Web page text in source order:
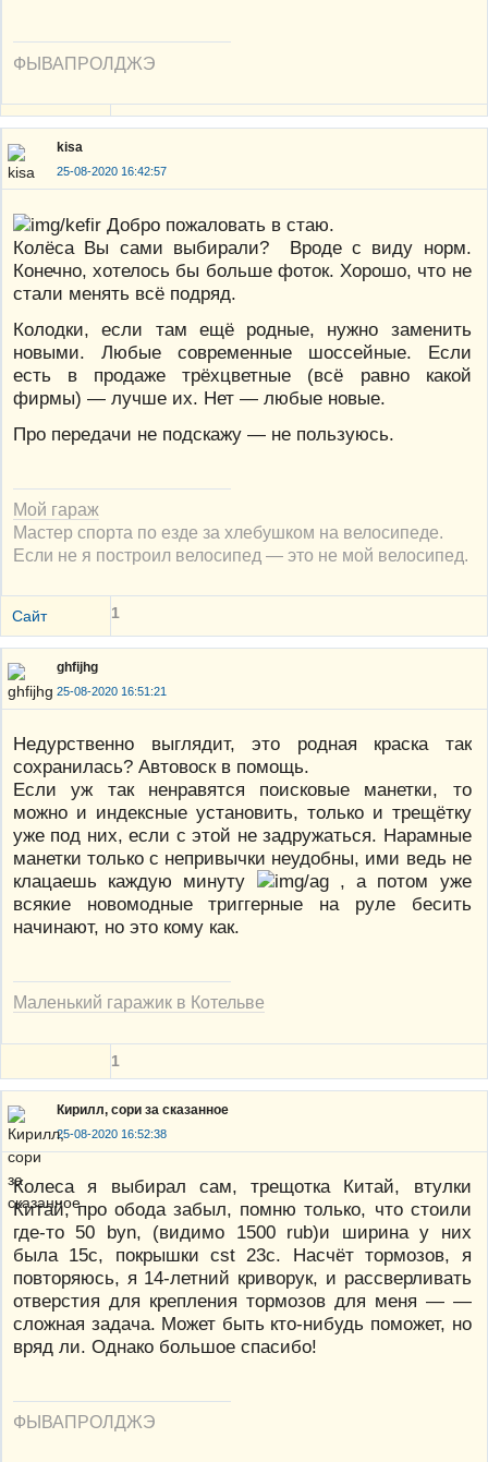
ФЫВАПРОЛДЖЭ
kisa
25-08-2020 16:42:57
Добро пожаловать в стаю.
Колёса Вы сами выбирали? Вроде с виду норм.
Конечно, хотелось бы больше фоток. Хорошо, что не
стали менять всё подряд.
Колодки, если там ещё родные, нужно заменить
новыми. Любые современные шоссейные. Если
есть в продаже трёхцветные (всё равно какой
фирмы) — лучше их. Нет — любые новые.
Про передачи не подскажу — не пользуюсь.
Мой гараж
Мастер спорта по езде за хлебушком на велосипеде.
Если не я построил велосипед — это не мой велосипед.
Сайт 1
ghfijhg
25-08-2020 16:51:21
Недурственно выглядит, это родная краска так
сохранилась? Автовоск в помощь.
Если уж так ненравятся поисковые манетки, то
можно и индексные установить, только и трещётку
уже под них, если с этой не задружаться. Нарамные
манетки только с непривычки неудобны, ими ведь не
клацаешь каждую минуту
, а потом уже
всякие новомодные триггерные на руле бесить
начинают, но это кому как.
Маленький гаражик в Котельве
1
Кирилл, сори за сказанное
25-08-2020 16:52:38
Колеса я выбирал сам, трещотка Китай, втулки
Китай, про обода забыл, помню только, что стоили
где-то 50 byn, (видимо 1500 rub)и ширина у них
была 15с, покрышки cst 23с. Насчёт тормозов, я
повторяюсь, я 14-летний криворук, и рассверливать
отверстия для крепления тормозов для меня — —
сложная задача. Может быть кто-нибудь поможет, но
вряд ли. Однако большое спасибо!
ФЫВАПРОЛДЖЭ